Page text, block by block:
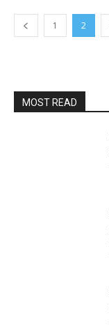
1 2
MOST READ